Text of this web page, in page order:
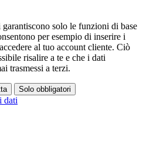
solo le funzioni di base
per esempio di inserire i
al tuo account cliente. Ciò
risalire a te e che i dati
trasmessi a terzi.
Solo obbligatori
dati